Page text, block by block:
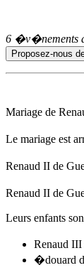
6 �v�nements
Mariage de
Le mariage est
Renaud II de
Renaud II de
Leurs enfants
Renaud
�douard